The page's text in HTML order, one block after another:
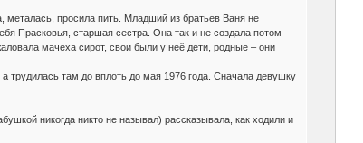
металась, просила пить. Младший из братьев Ваня не
Прасковья, старшая сестра. Она так и не создала потом
мачеха сирот, свои были у неё дети, родные – они
трудилась там до вплоть до мая 1976 года. Сначала девушку
никогда никто не называл) рассказывала, как ходили и